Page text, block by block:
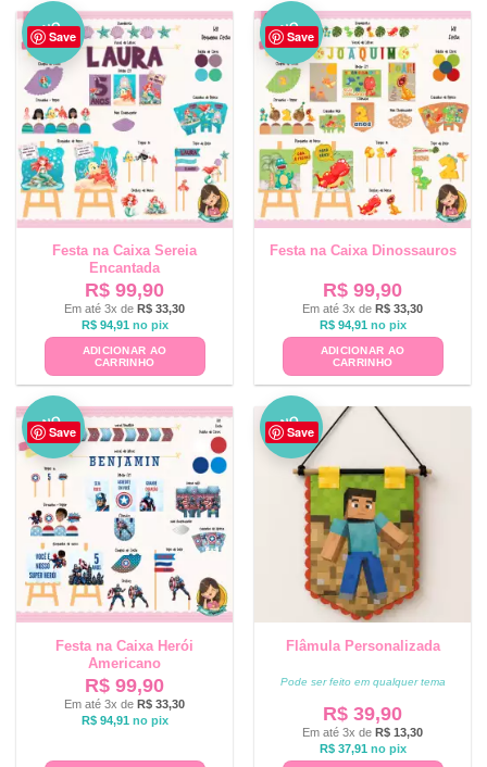
Save
NO
VO
Festa na Caixa Sereia
Encantada
R$ 99,90
Em até 3x de R$ 33,30
R$94,91 no pix
ADICIONAR AO
CARRINHO
Save
NO
VO
Festa na Caixa Dinossauros
R$ 99,90
Em até 3x de R$ 33,30
R$94,91 no pix
ADICIONAR AO
CARRINHO
Save
NO
VO
Festa na Caixa Herói
Americano
R$ 99,90
Em até 3x de R$ 33,30
R$94,91 no pix
Save
NO
VO
Flâmula Personalizada
Pode ser feito em qualquer tema
R$ 39,90
Em até 3x de R$ 13,30
R$37,91 no pix